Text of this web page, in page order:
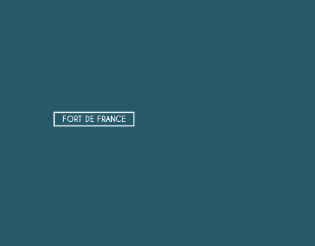
FORT DE FRANCE